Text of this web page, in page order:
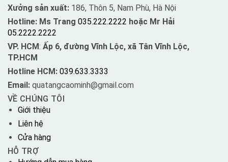
Xưởng sản xuất: 186, Thôn 5, Nam Phù, Hà Nội
Hotline: Ms Trang 035.222.2222 hoặc Mr Hải
05.2222.2222
VP. HCM: Ấp 6, đường Vĩnh Lộc, xã Tân Vĩnh Lộc,
TP.HCM
Hotline HCM: 039.633.3333
Email: quatangcaominh@gmail.com
VỀ CHÚNG TÔI
Giới thiệu
Liên hệ
Cửa hàng
HỖ TRỢ